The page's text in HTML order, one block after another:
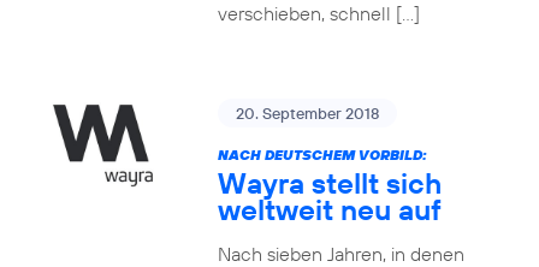
verschieben, schnell […]
20. September 2018
NACH DEUTSCHEM VORBILD:
Wayra stellt sich
weltweit neu auf
Nach sieben Jahren, in denen